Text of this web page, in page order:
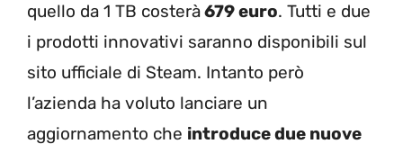
quello da 1 TB costerà679 euro. Tutti e due
i prodotti innovativi saranno disponibili sul
sito ufficiale di Steam. Intanto però
l’azienda ha voluto lanciare un
aggiornamento che introduce due nuove